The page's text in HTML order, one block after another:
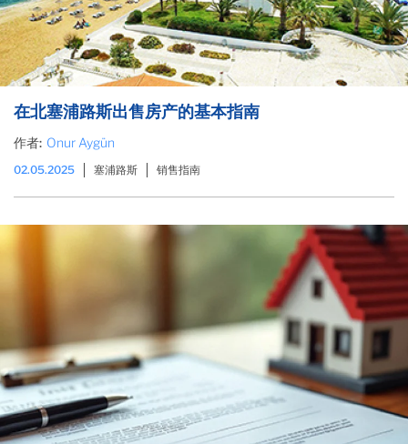
在北塞浦路斯出售房产的基本指南
作者: Onur Aygün
02.05.2025 塞浦路斯 销售指南